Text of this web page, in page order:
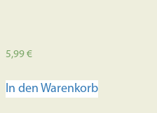
5,99€
In den Warenkorb